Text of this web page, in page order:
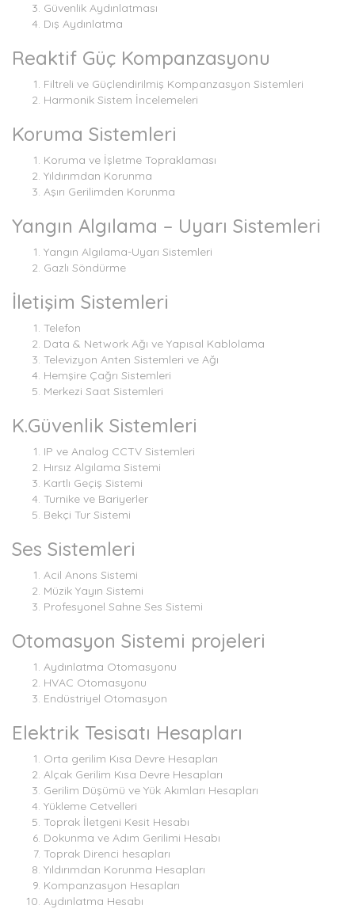
Güvenlik Aydınlatması
Dış Aydınlatma
Reaktif Güç Kompanzasyonu
Filtreli ve Güçlendirilmiş Kompanzasyon Sistemleri
Harmonik Sistem İncelemeleri
Koruma Sistemleri
Koruma ve İşletme Topraklaması
Yıldırımdan Korunma
Aşırı Gerilimden Korunma
Yangın Algılama – Uyarı Sistemleri
Yangın Algılama-Uyarı Sistemleri
Gazlı Söndürme
İletişim Sistemleri
Telefon
Data & Network Ağı ve Yapısal Kablolama
Televizyon Anten Sistemleri ve Ağı
Hemşire Çağrı Sistemleri
Merkezi Saat Sistemleri
K.Güvenlik Sistemleri
IP ve Analog CCTV Sistemleri
Hırsız Algılama Sistemi
Kartlı Geçiş Sistemi
Turnike ve Bariyerler
Bekçi Tur Sistemi
Ses Sistemleri
Acil Anons Sistemi
Müzik Yayın Sistemi
Profesyonel Sahne Ses Sistemi
Otomasyon Sistemi projeleri
Aydınlatma Otomasyonu
HVAC Otomasyonu
Endüstriyel Otomasyon
Elektrik Tesisatı Hesapları
Orta gerilim Kısa Devre Hesapları
Alçak Gerilim Kısa Devre Hesapları
Gerilim Düşümü ve Yük Akımları Hesapları
Yükleme Cetvelleri
Toprak İletgeni Kesit Hesabı
Dokunma ve Adım Gerilimi Hesabı
Toprak Direnci hesapları
Yıldırımdan Korunma Hesapları
Kompanzasyon Hesapları
Aydınlatma Hesabı